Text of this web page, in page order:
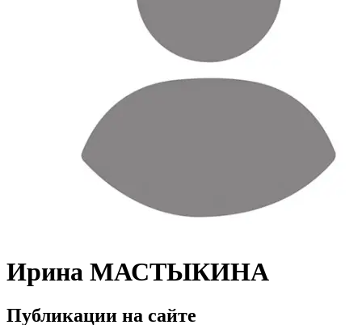
Ирина МАСТЫКИНА
Публикации на сайте